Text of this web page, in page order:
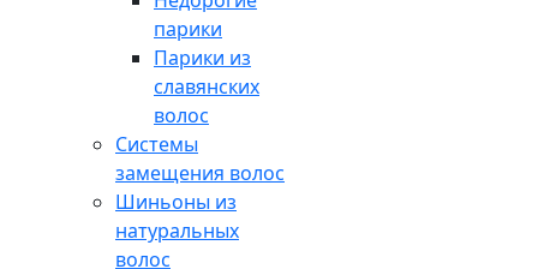
парики
Парики из
славянских
волос
Системы
замещения волос
Шиньоны из
натуральных
волос